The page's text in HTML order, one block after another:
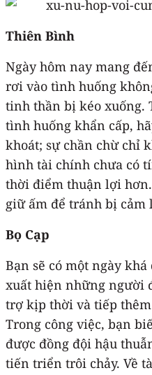
Thiên Bình
Ngày hôm nay mang
rơi vào tình huống
tinh thần bị kéo xuống.
tình huống khẩn cấp,
khoát; sự chần chừ chỉ
hình tài chính chưa có
thời điểm thuận lợi
giữ ấm để tránh bị cảm
Bọ Cạp
Bạn sẽ có một ngày
xuất hiện những người
trợ kịp thời và tiếp
Trong công việc, bạn
được đồng đội hậu
tiến triển trôi chảy. Về